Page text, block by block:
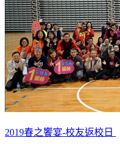
2019春之饗宴-校友返校日